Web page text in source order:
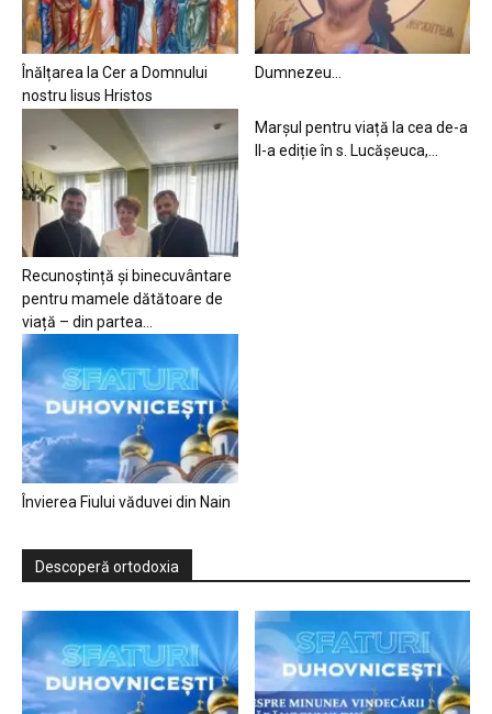
Înălțarea la Cer a Domnului
nostru Iisus Hristos
Dumnezeu…
Recunoștință și binecuvântare
pentru mamele dătătoare de
viață – din partea...
Marșul pentru viață la cea de-a
II-a ediție în s. Lucășeuca,...
Învierea Fiului văduvei din Nain
Descoperă ortodoxia